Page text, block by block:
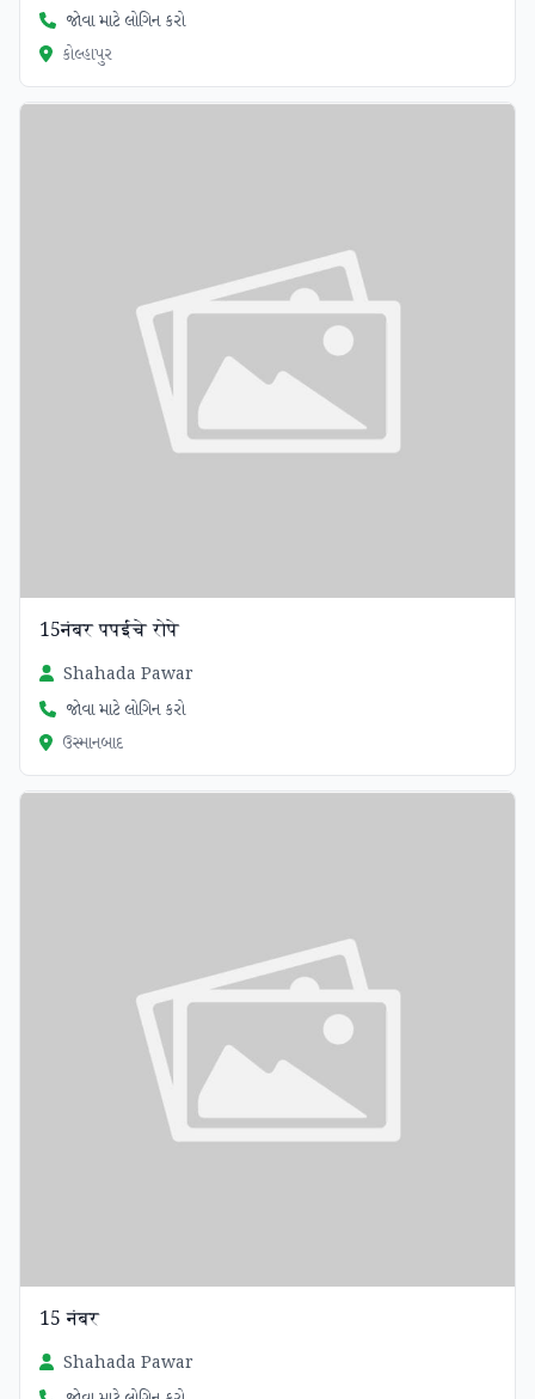
જોવા માટે લોગિન કરો
કોલ્હાપુર
15नंबर पपईचे रोपे
Shahada Pawar
જોવા માટે લોગિન કરો
ઉસ્માનબાદ
15 नंबर
Shahada Pawar